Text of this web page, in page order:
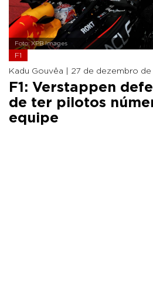
Foto: XPB Images
F1
Kadu Gouvêa | 27 de dezembro de
F1: Verstappen
de ter pilotos
equipe